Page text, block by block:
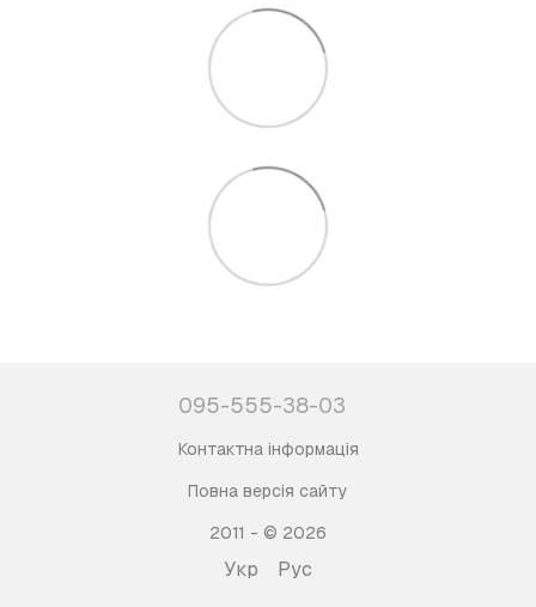
095-555-38-03
Контактна інформація
Повна версія сайту
2011 - © 2026
Укр Рус